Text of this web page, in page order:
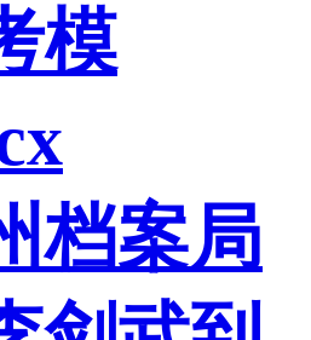
模
档案局